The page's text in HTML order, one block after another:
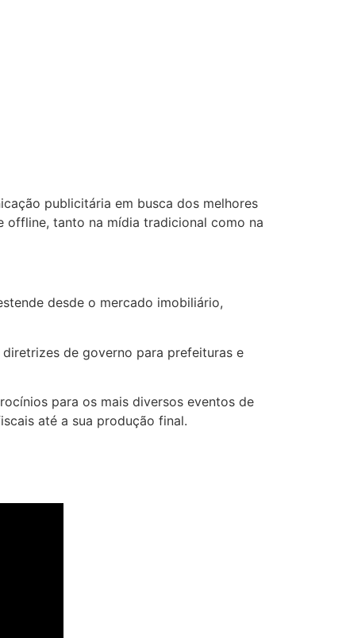
publicitária em busca dos melhores
offline, tanto na mídia tradicional como na
desde o mercado imobiliário,
de governo para prefeituras e
para os mais diversos eventos de
até a sua produção final.